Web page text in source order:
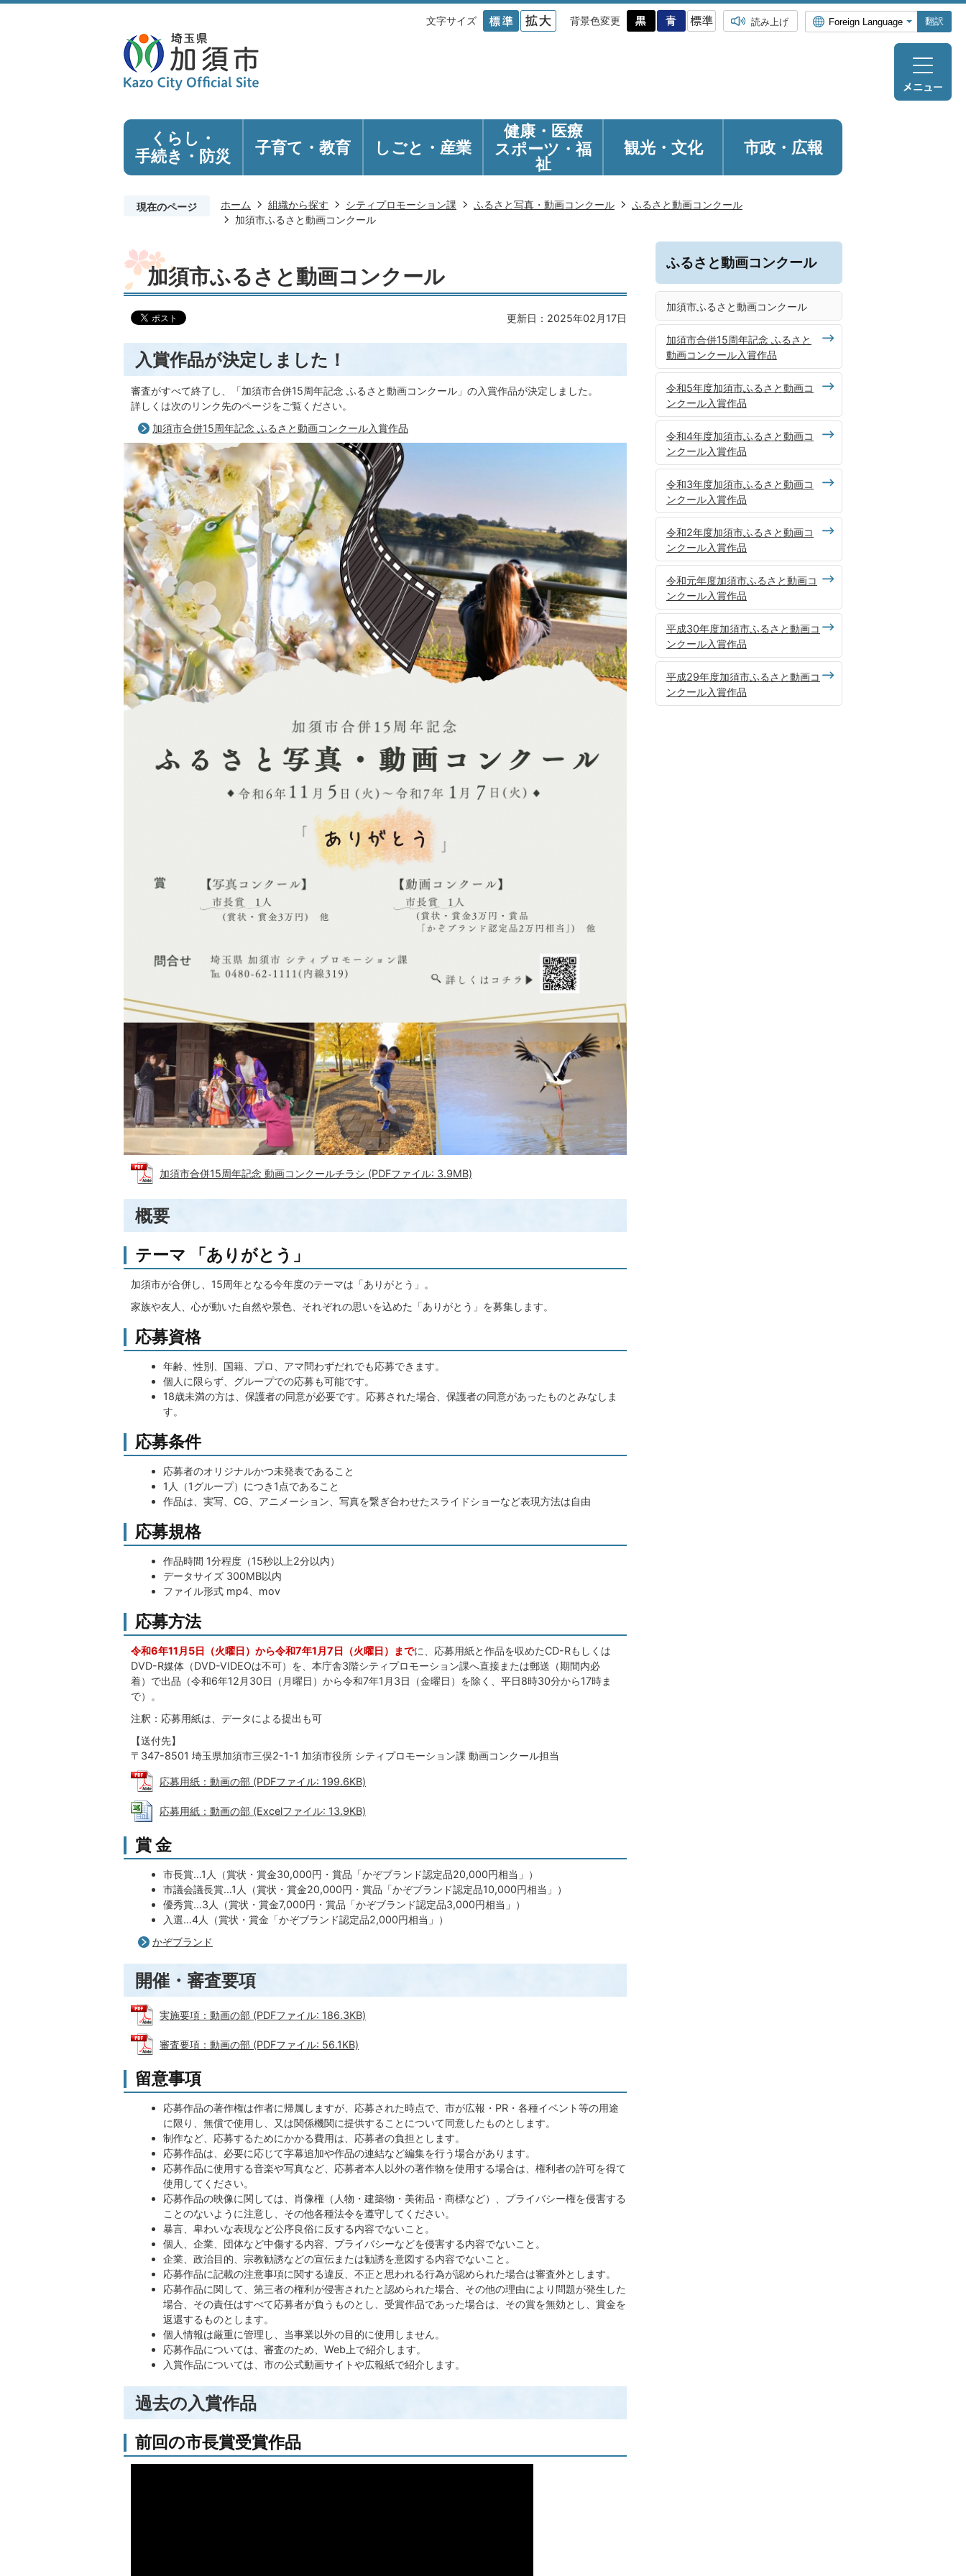
文字サイズ 背景色変更 読み上げ 翻訳
くらし・
手続き ・防災 子育て・教育 しごと・産業
健康・医療
スポーツ・福
祉
観光・ 文化 市政・広報
現在のページ ホーム 組織から探す シティプロモーション課 ふるさと写真・動画コンクール
ふるさと動画コンクール
加須市ふるさと動画コンクール
加須市ふるさと動画コンクール
更新日：2025年02月17日
入賞作品が決定しました！
審査がすべて終了し、「加須市合併15周年記念 ふるさと動画コンクール」の入賞作品が決定しました。
詳しくは次のリンク先のページをご覧ください。
加須市合併15周年記念 ふるさと動画コンクール入賞作品
加須市合併15周年記念 動画コンクールチラシ (PDFファイル: 3.9MB)
概要
テーマ 「ありがとう」
加須市が合併し、15周年となる今年度のテーマは「ありがとう」。
家族や友人、心が動いた自然や景色、それぞれの思いを込めた「ありがとう」を募集します。
応募資格
年齢、性別、国籍、プロ、アマ問わずだれでも応募できます。
個人に限らず、グループでの応募も可能です。
18歳未満の方は、保護者の同意が必要です。応募された場合、保護者の同意があったものとみなしま
す。
応募条件
応募者のオリジナルかつ未発表であること
1人（1グループ）につき1点であること
作品は、実写、CG、アニメーション、写真を繋ぎ合わせたスライドショーなど表現方法は自由
応募規格
作品時間 1分程度（15秒以上2分以内）
データサイズ 300MB以内
ファイル形式 mp4、mov
応募方法
令和6年11月5日（火曜日）から令和7年1月7日（火曜日）までに、応募用紙と作品を収めたCD-Rもしくは
DVD-R媒体（DVD-VIDEOは不可）を、本庁舎3階シティプロモーション課へ直接または郵送（期間内必
着）で出品（令和6年12月30日（月曜日）から令和7年1月3日（金曜日）を除く、平日8時30分から17時ま
で）。
注釈：応募用紙は、データによる提出も可
【送付先】
〒347-8501 埼玉県加須市三俣2-1-1 加須市役所 シティプロモーション課 動画コンクール担当
応募用紙：動画の部 (PDFファイル: 199.6KB)
応募用紙：動画の部 (Excelファイル: 13.9KB)
賞 金
市長賞…1人（賞状・賞金30,000円・賞品「かぞブランド認定品20,000円相当」）
市議会議長賞…1人（賞状・賞金20,000円・賞品「かぞブランド認定品10,000円相当」）
優秀賞…3人（賞状・賞金7,000円・賞品「かぞブランド認定品3,000円相当」）
入選…4人（賞状・賞金「かぞブランド認定品2,000円相当」）
かぞブランド
開催・審査要項
実施要項：動画の部 (PDFファイル: 186.3KB)
審査要項：動画の部 (PDFファイル: 56.1KB)
留意事項
応募作品の著作権は作者に帰属しますが、応募された時点で、市が広報・PR・各種イベント等の用途
に限り、無償で使用し、又は関係機関に提供することについて同意したものとします。
制作など、応募するためにかかる費用は、応募者の負担とします。
応募作品は、必要に応じて字幕追加や作品の連結など編集を行う場合があります。
応募作品に使用する音楽や写真など、応募者本人以外の著作物を使用する場合は、権利者の許可を得て
使用してください。
応募作品の映像に関しては、肖像権（人物・建築物・美術品・商標など）、プライバシー権を侵害する
ことのないように注意し、その他各種法令を遵守してください。
暴言、卑わいな表現など公序良俗に反する内容でないこと。
個人、企業、団体など中傷する内容、プライバシーなどを侵害する内容でないこと。
企業、政治目的、宗教勧誘などの宣伝または勧誘を意図する内容でないこと。
応募作品に記載の注意事項に関する違反、不正と思われる行為が認められた場合は審査外とします。
応募作品に関して、第三者の権利が侵害されたと認められた場合、その他の理由により問題が発生した
場合、その責任はすべて応募者が負うものとし、受賞作品であった場合は、その賞を無効とし、賞金を
返還するものとします。
個人情報は厳重に管理し、当事業以外の目的に使用しません。
応募作品については、審査のため、Web上で紹介します。
入賞作品については、市の公式動画サイトや広報紙で紹介します。
過去の入賞作品
前回の市長賞受賞作品
ふるさと動画コンクール
加須市ふるさと動画コンクール
加須市合併15周年記念 ふるさと
動画コンクール入賞作品
令和5年度加須市ふるさと動画コ
ンクール入賞作品
令和4年度加須市ふるさと動画コ
ンクール入賞作品
令和3年度加須市ふるさと動画コ
ンクール入賞作品
令和2年度加須市ふるさと動画コ
ンクール入賞作品
令和元年度加須市ふるさと動画コ
ンクール入賞作品
平成30年度加須市ふるさと動画コ
ンクール入賞作品
平成29年度加須市ふるさと動画コ
ンクール入賞作品